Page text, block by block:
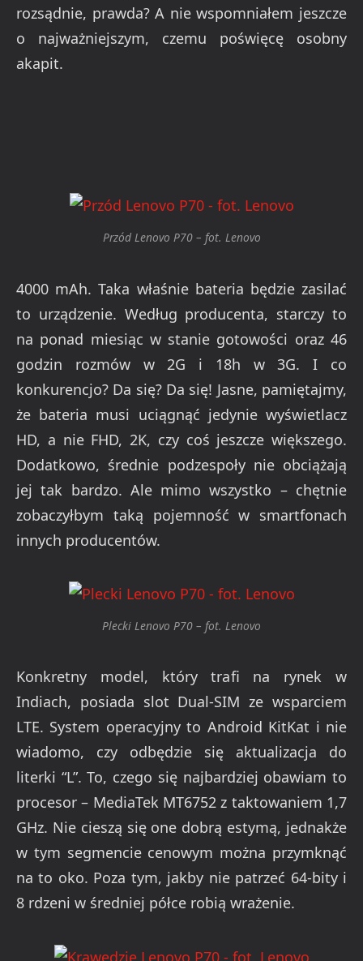
rozsądnie, prawda? A nie wspomniałem jeszcze
o najważniejszym, czemu poświęcę osobny
akapit.
Przód Lenovo P70 – fot. Lenovo
4000 mAh. Taka właśnie bateria będzie zasilać
to urządzenie. Według producenta, starczy to
na ponad miesiąc w stanie gotowości oraz 46
godzin rozmów w 2G i 18h w 3G. I co
konkurencjo? Da się? Da się! Jasne, pamiętajmy,
że bateria musi uciągnąć jedynie wyświetlacz
HD, a nie FHD, 2K, czy coś jeszcze większego.
Dodatkowo, średnie podzespoły nie obciążają
jej tak bardzo. Ale mimo wszystko – chętnie
zobaczyłbym taką pojemność w smartfonach
innych producentów.
Plecki Lenovo P70 – fot. Lenovo
Konkretny model, który trafi na rynek w
Indiach, posiada slot Dual-SIM ze wsparciem
LTE. System operacyjny to Android KitKat i nie
wiadomo, czy odbędzie się aktualizacja do
literki “L”. To, czego się najbardziej obawiam to
procesor – MediaTek MT6752 z taktowaniem 1,7
GHz. Nie cieszą się one dobrą estymą, jednakże
w tym segmencie cenowym można przymknąć
na to oko. Poza tym, jakby nie patrzeć 64-bity i
8 rdzeni w średniej półce robią wrażenie.